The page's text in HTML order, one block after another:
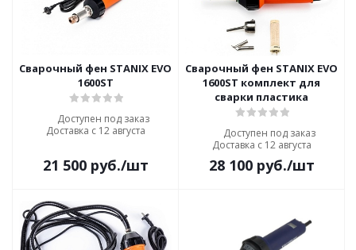
Сварочный фен STANIX EVO
1600ST
Доступен под заказ
Доставка с 12 августа
21 500руб./шт
Сварочный фен STANIX EVO
1600ST комплект для
сварки пластика
Доступен под заказ
Доставка с 12 августа
28 100руб./шт